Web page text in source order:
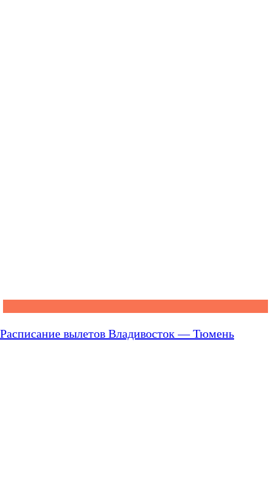
Расписание вылетов Владивосток — Тюмень